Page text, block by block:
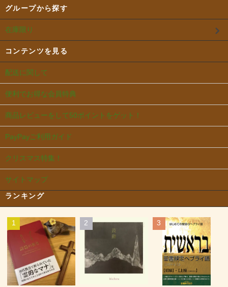
グループから探す
在庫限り
コンテンツを見る
配送に関して
便利でお得な会員特典
商品レビューをして50ポイントをゲット！
PayPayご利用ガイド
クリスマス特集！
サイトマップ
ランキング
1 2 3